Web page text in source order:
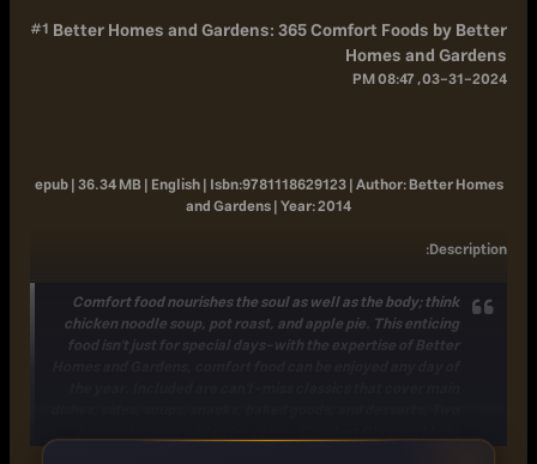
#1Better Homes and Gardens: 365 Comfort Foods by
Homes and
03-31-2024,
epub | 36.34 MB | English |Isbn:9781118629123 |Author:Better
and Gardens |Year:
:
Comfort food nourishes the soul as well as the body; think
chicken noodle soup, pot roast, and apple pie. This enticing
food isn't just for special days-with the expertise of Better
Healthy," for those watching what they eat, and "30-Minute